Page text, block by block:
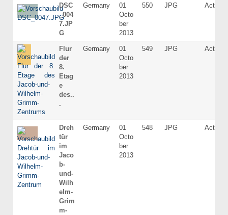
DSC
_004
7.JP
G
Germany
01
Octo
ber
2013
550 JPG Active
Flur
der
8.
Etag
e
des..
.
Germany
01
Octo
ber
2013
549 JPG Active
Dreh
tür
im
Jaco
b-
und-
Wilh
elm-
Grim
m-
Germany
01
Octo
ber
2013
548 JPG Active